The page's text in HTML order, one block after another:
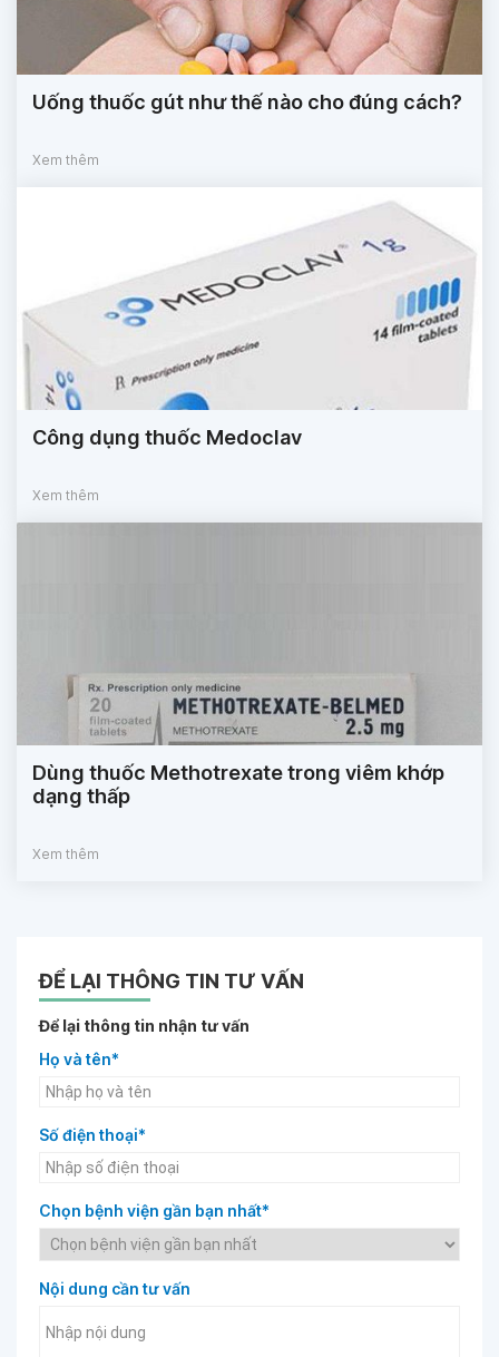
Uống thuốc gút như thế nào cho đúng cách?
Xem thêm
Công dụng thuốc Medoclav
Xem thêm
Dùng thuốc Methotrexate trong viêm khớp
dạng thấp
Xem thêm
ĐỂ LẠI THÔNG TIN TƯ VẤN
Để lại thông tin nhận tư vấn
Họ và tên*
Số điện thoại*
Chọn bệnh viện gần bạn nhất*
Nội dung cần tư vấn